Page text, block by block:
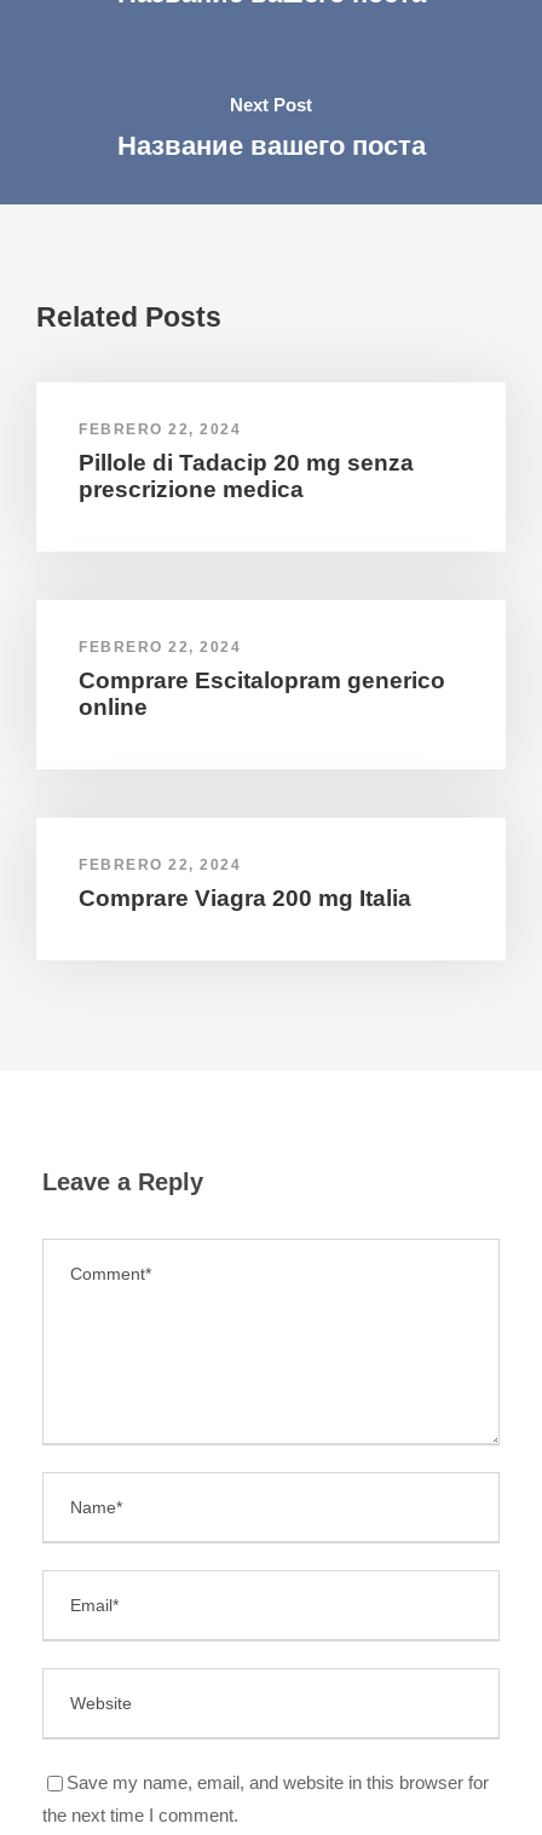
Next Post
Название вашего поста
Related Posts
FEBRERO 22, 2024
Pillole di Tadacip 20 mg senza
prescrizione medica
FEBRERO 22, 2024
Comprare Escitalopram generico
online
FEBRERO 22, 2024
Comprare Viagra 200 mg Italia
Leave a Reply
Save my name, email, and website in this browser for
the next time I comment.